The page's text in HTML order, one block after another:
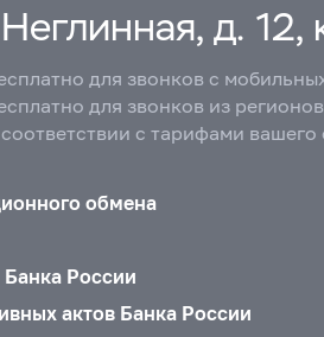
д.
для звонков с
для звонков из
с тарифами вашего
обмена
России
актов Банка России